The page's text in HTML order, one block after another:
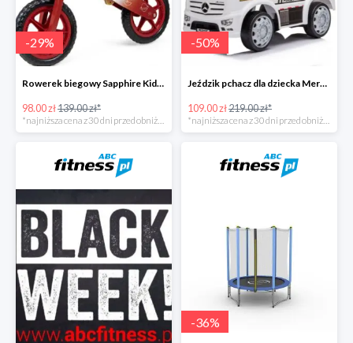
-29%
Rowerek biegowy Sapphire Kids Loopy drewniany - czerwony
98.00 zł139.00 zł*
*najniższa cena z 30 dni przed obniżką
-50%
Jeździk pchacz dla dziecka Mercedes Antos Truck - biały
109.00 zł219.00 zł*
*najniższa cena z 30 dni przed obniżką
-36%